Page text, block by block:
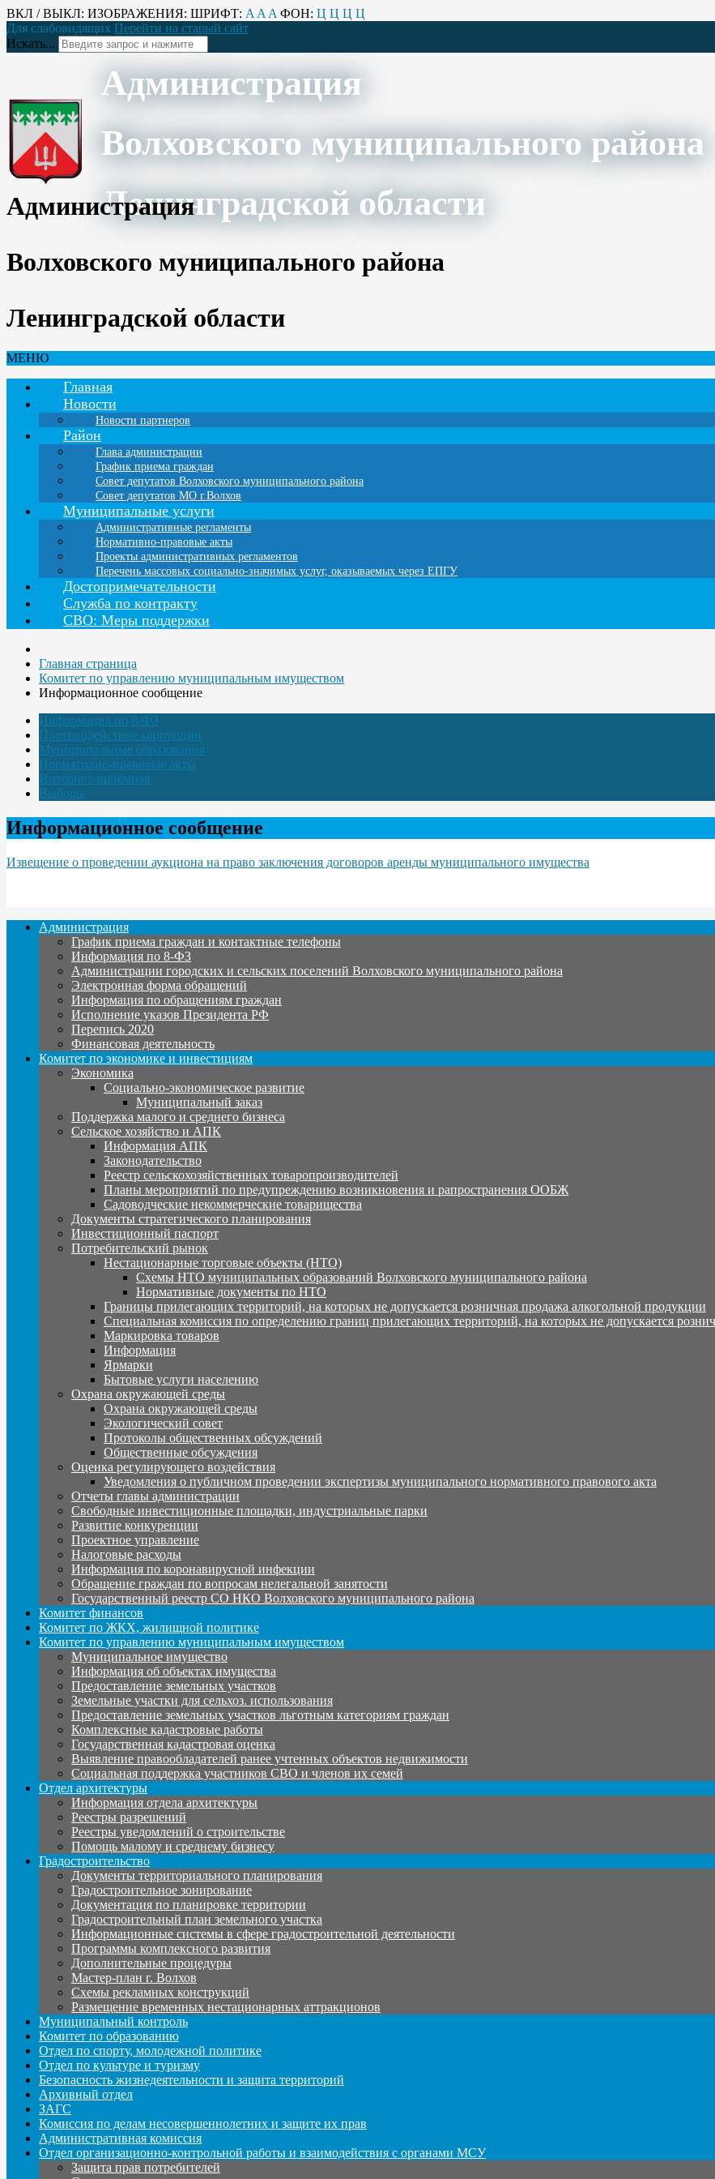
ВКЛ / ВЫКЛ: ИЗОБРАЖЕНИЯ: ШРИФТ: A A A ФОН: Ц Ц Ц Ц
Для слабовидящих Перейти на старый сайт
Искать...
Администрация
Волховского муниципального района
Ленинградской области
Администрация
Волховского муниципального района
Ленинградской области
МЕНЮ
Главная
Новости
Новости партнеров
Район
Глава администрации
График приема граждан
Совет депутатов Волховского муниципального района
Совет депутатов МО г.Волхов
Муниципальные услуги
Административные регламенты
Нормативно-правовые акты
Проекты административных регламентов
Перечень массовых социально-значимых услуг, оказываемых через ЕПГУ
Достопримечательности
Служба по контракту
СВО: Меры поддержки
Главная страница
Комитет по управлению муниципальным имуществом
Информационное сообщение
Информация по 8-ФЗ
Противодействие коррупции
Муниципальные образования
Нормативно-правовые акты
Интернет-приёмная
Выборы
Информационное сообщение
Извещение о проведении аукциона на право заключения договоров аренды муниципального имущества
Администрация
График приема граждан и контактные телефоны
Информация по 8-ФЗ
Администрации городских и сельских поселений Волховского муниципального района
Электронная форма обращений
Информация по обращениям граждан
Исполнение указов Президента РФ
Перепись 2020
Финансовая деятельность
Комитет по экономике и инвестициям
Экономика
Социально-экономическое развитие
Муниципальный заказ
Поддержка малого и среднего бизнеса
Сельское хозяйство и АПК
Информация АПК
Законодательство
Реестр сельскохозяйственных товаропроизводителей
Планы мероприятий по предупреждению возникновения и рапространения ООБЖ
Садоводческие некоммерческие товарищества
Документы стратегического планирования
Инвестиционный паспорт
Потребительский рынок
Нестационарные торговые объекты (НТО)
Схемы НТО муниципальных образований Волховского муниципального района
Нормативные документы по НТО
Границы прилегающих территорий, на которых не допускается розничная продажа алкогольной продукции
Специальная комиссия по определению границ прилегающих территорий, на которых не допускается
Маркировка товаров
Информация
Ярмарки
Бытовые услуги населению
Охрана окружающей среды
Охрана окружающей среды
Экологический совет
Протоколы общественных обсуждений
Общественные обсуждения
Оценка регулирующего воздействия
Уведомления о публичном проведении экспертизы муниципального нормативного правового акта
Отчеты главы администрации
Свободные инвестиционные площадки, индустриальные парки
Развитие конкуренции
Проектное управление
Налоговые расходы
Информация по коронавирусной инфекции
Обращение граждан по вопросам нелегальной занятости
Государственный реестр СО НКО Волховского муниципального района
Комитет финансов
Комитет по ЖКХ, жилищной политике
Комитет по управлению муниципальным имуществом
Муниципальное имущество
Информация об объектах имущества
Предоставление земельных участков
Земельные участки для сельхоз. использования
Предоставление земельных участков льготным категориям граждан
Комплексные кадастровые работы
Государственная кадастровая оценка
Выявление правообладателей ранее учтенных объектов недвижимости
Социальная поддержка участников СВО и членов их семей
Отдел архитектуры
Информация отдела архитектуры
Реестры разрешений
Реестры уведомлений о строительстве
Помощь малому и среднему бизнесу
Градостроительство
Документы территориального планирования
Градостроительное зонирование
Документация по планировке территории
Градостроительный план земельного участка
Информационные системы в сфере градостроительной деятельности
Программы комплексного развития
Дополнительные процедуры
Мастер-план г. Волхов
Схемы рекламных конструкций
Размещение временных нестационарных аттракционов
Муниципальный контроль
Комитет по образованию
Отдел по спорту, молодежной политике
Отдел по культуре и туризму
Безопасность жизнедеятельности и защита территорий
Архивный отдел
ЗАГС
Комиссия по делам несовершеннолетних и защите их прав
Административная комиссия
Отдел организационно-контрольной работы и взаимодействия с органами МСУ
Защита прав потребителей